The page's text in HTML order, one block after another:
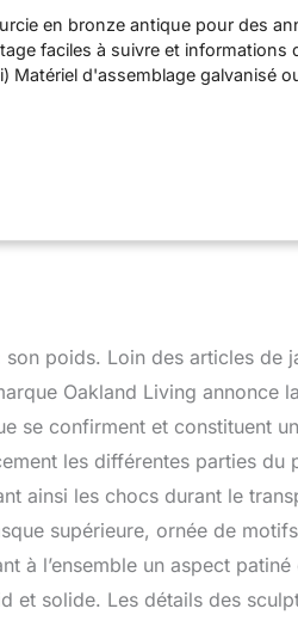
en bronze antique pour des
faciles à suivre et informations
Matériel d'assemblage galvanisé
sont vendus depuis
en ce qui concerne
du produit, l'étiquetage ou les
poids. Loin des articles de
Oakland Living annonce
se confirment et constituent
les différentes parties du
ainsi les chocs durant le
supérieure, ornée de
à l’ensemble un aspect
et solide. Les détails des